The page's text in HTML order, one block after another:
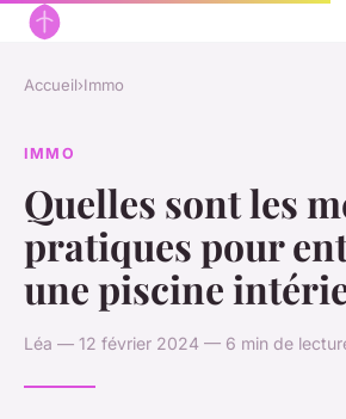
Accueil›Immo
IMMO
Quelles sont les
pratiques pour
une piscine
Léa — 12 février 2024 — 6 min de